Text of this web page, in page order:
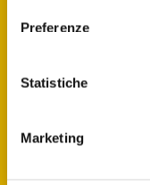
Preferenze
Statistiche
Marketing
muffin.
minuti.